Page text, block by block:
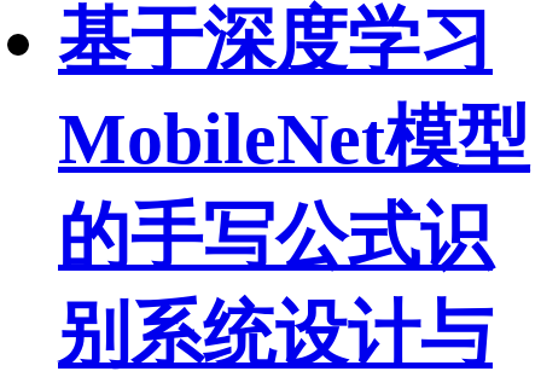
基于深度学习
MobileNet模型
的手写公式识
别系统设计与